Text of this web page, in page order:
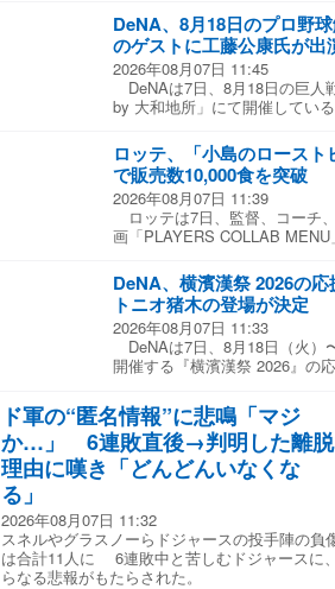
合には、野手ではサブロー監
里崎智也氏、堀幸一氏、今江
予定している。投手陣では、
知宏投手氏、小林宏之氏、清
久氏らが名を連ねている。（
DeNA、8月18日のプロ野
のゲストに工藤公康氏が出
2026年08月07日 11:45
DeNAは7日、8月18日の巨人
by 大和地所」にて開催してい
決定したと発表した。 横浜
にあわせて開催するこのイベ
中継で解説を務めるお馴染み
元プロ野球選手をゲストとし
DeNAのこれまでの戦いぶり
る注目ポイントをゲストに熱
ロッテ、「小島のロース
で販売数10,000食を突破
2026年08月07日 11:39
ロッテは7日、監督、コーチ
画「PLAYERS COLLAB
2026シーズンの販売数
「小島のローストビーフ丼」
いる「PLAYERS COLLAB
している人気商品。2023年か
10,000食を達成し、「
初の4年連続10,000食突破と
ら「小島のローストビーフ丼
年連続10,000食達成記念オリ
ント。 ▼ 小島和哉投手 コメン
トビーフ丼』を食べていただ
年連続で10,000食を達成でき
と多くの皆さんに球場へ来て
の結果として、『小島のロー
食と長く愛されるメニューに
DeNA、横濱漢祭 2026の
トニオ猪木の登場が決定
2026年08月07日 11:33
DeNAは7日、8月18日（火）
開催する『横濱漢祭 2026』の
木さんをAI技術を用いて具現
登場すると発表した。 「AI
オ猪木さんの実弟 猪木啓介さ
株式会社猪木元気工場を中心
ニオ猪木」プロジェクト内で
出演。その縁と、「漢が燃え
うコアコンセプトに、家族お
重なりあい、今回「AI アント
現した。 当日は、横浜スタジ
ド軍の“匿名情報”に悲鳴「マジ
か…」 6連敗直後→判明した離脱
理由に嘆き「どんどんいなくな
る」
2026年08月07日 11:32
スネルやグラスノーらドジャースの投手陣の負
は合計11人に 6連敗中と苦しむドジャースに
らなる悲報がもたらされた。